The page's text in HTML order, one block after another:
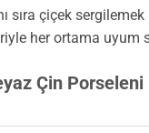
sıra çiçek
her ortama uyum
Çin